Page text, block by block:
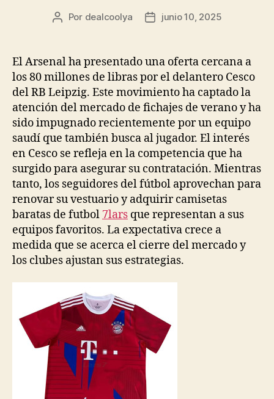
Autor
entrada
Por dealcoolya
Fecha
entrada
junio 10, 2025
El Arsenal ha presentado una oferta cercana a
los 80 millones de libras por el delantero Cesco
del RB Leipzig. Este movimiento ha captado la
atención del mercado de fichajes de verano y ha
sido impugnado recientemente por un equipo
saudí que también busca al jugador. El interés
en Cesco se refleja en la competencia que ha
surgido para asegurar su contratación. Mientras
tanto, los seguidores del fútbol aprovechan para
renovar su vestuario y adquirir camisetas
baratas de futbol 7lars que representan a sus
equipos favoritos. La expectativa crece a
medida que se acerca el cierre del mercado y
los clubes ajustan sus estrategias.